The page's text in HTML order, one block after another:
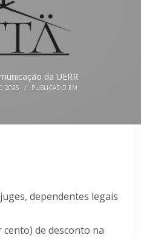
da UERR
2025 /
PUBLICADO EM
dependentes legais
cento) de desconto na